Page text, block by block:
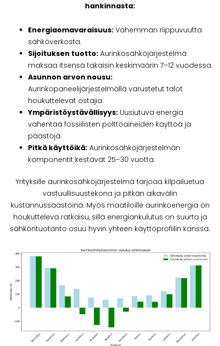
hankinnasta:
Energiaomavaraisuus: Vähemmän riippuvuutta
sähköverkosta.
Sijoituksen tuotto: Aurinkosähköjärjestelmä
maksaa itsensä takaisin keskimäärin 7–12 vuodessa.
Asunnon arvon nousu:
Aurinkopaneelijärjestelmällä varustetut talot
houkuttelevat ostajia.
Ympäristöystävällisyys: Uusiutuva energia
vähentää fossiilisten polttoaineiden käyttöä ja
päästöjä.
Pitkä käyttöikä: Aurinkosähköjärjestelmän
komponentit kestävät 25–30 vuotta.
Yrityksille aurinkosähköjärjestelmä tarjoaa kilpailuetua
vastuullisuustekona ja pitkän aikavälin
kustannussäästöinä. Myös maatiloille aurinkoenergia on
houkutteleva ratkaisu, sillä energiankulutus on suurta ja
sähköntuotanto osuu hyvin yhteen käyttöprofiilin kanssa.